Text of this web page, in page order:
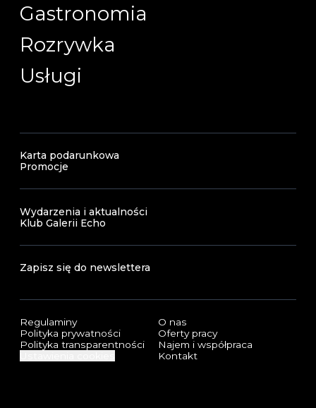
Gastronomia
Rozrywka
Usługi
Karta podarunkowa
Promocje
Wydarzenia i aktualności
Klub Galerii Echo
Zapisz się do newslettera
Regulaminy
Polityka prywatności
Polityka transparentności
O nas
Oferty pracy
Najem i współpraca
Kontakt